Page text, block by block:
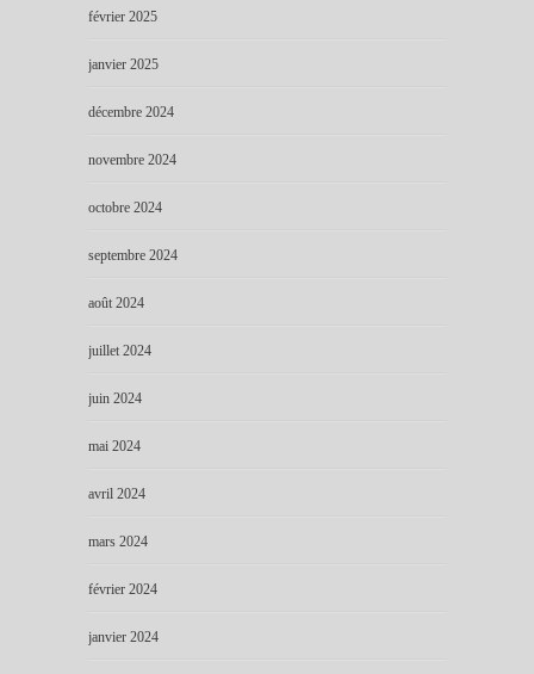
février 2025
janvier 2025
décembre 2024
novembre 2024
octobre 2024
septembre 2024
août 2024
juillet 2024
juin 2024
mai 2024
avril 2024
mars 2024
février 2024
janvier 2024